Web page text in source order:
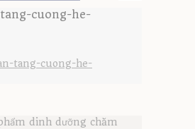
cuong-he-
tang-cuong-he-
dinh dưỡng chăm